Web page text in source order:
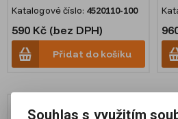
Katalogové číslo: 4520110-100
590 Kč (bez DPH)
Přidat do košíku
Souhlas s využitím